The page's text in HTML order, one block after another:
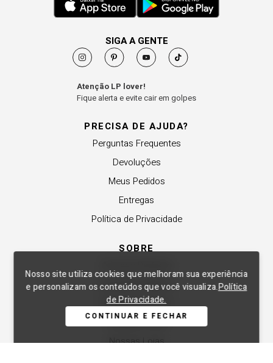
Nosso site utiliza cookies que melhoram sua experiência
e personalizam os conteúdos que você visualiza.Política
de Privacidade.
CONTINUAR E FECHAR
PRECISA DE AJUDA?
Perguntas Frequentes
Devoluções
Meus Pedidos
Entregas
Política de Privacidade
SOBRE
Revender a Marca
Trabalhe Conosco
Compre Local
Nossas Lojas
SIGA A GENTE
Atenção LP lover!
Fique alerta e evite cair em golpes